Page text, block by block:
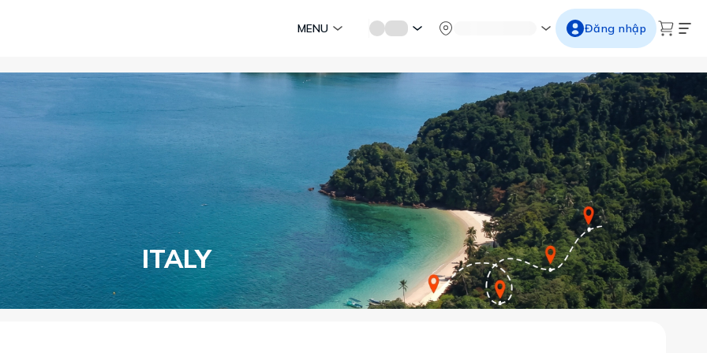
MENU Đăng nhập
Vietravel MICE
Vietravel Loyalty
ITALY
Từ cố đô đến thành thăng longNgắm hoa